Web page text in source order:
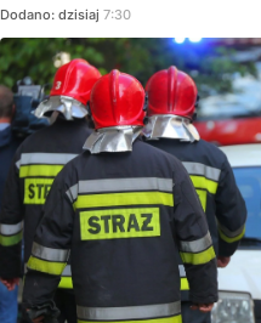
Dodano: dzisiaj 7:30